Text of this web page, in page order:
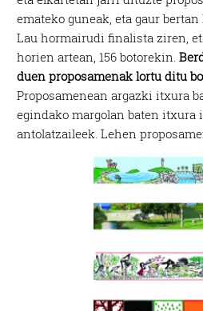
emateko guneak, eta gaur
Lau hormairudi finalista ziren,
horien artean, 156 botorekin.
duen proposamenak lortu ditu
Proposamenean argazki itxura
egindako margolan baten itxura
antolatzaileek.Lehen